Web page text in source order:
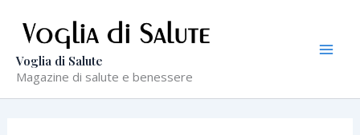
contenuto
Voglia di Salute
Magazine di salute e benessere